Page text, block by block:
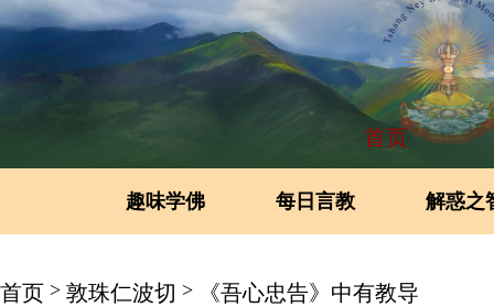
首页
趣味学佛 每日言教 解惑之
首页 > 敦珠仁波切 > 《吾心忠告》中有教导